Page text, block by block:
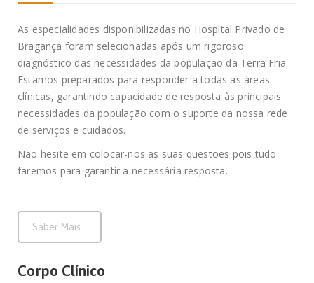
As especialidades disponibilizadas no Hospital Privado de
Bragança foram selecionadas após um rigoroso
diagnóstico das necessidades da população da Terra Fria.
Estamos preparados para responder a todas as áreas
clínicas, garantindo capacidade de resposta às principais
necessidades da população com o suporte da nossa rede
de serviços e cuidados.
Não hesite em colocar-nos as suas questões pois tudo
faremos para garantir a necessária resposta.
Saber Mais...
Corpo Clínico